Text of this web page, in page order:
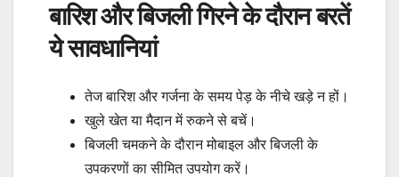
बारिश और बिजली गिरने के दौरान बरतें
ये सावधानियां
तेज बारिश और गर्जना के समय पेड़ के नीचे खड़े न हों।
खुले खेत या मैदान में रुकने से बचें।
बिजली चमकने के दौरान मोबाइल और बिजली के
उपकरणों का सीमित उपयोग करें।